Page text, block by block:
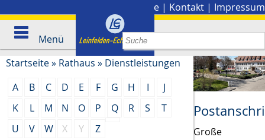
Presse | Kontakt | Impressum
Menü
Startseite» Rathaus » Dienstleistungen
A
B C D E F G H I
J
K
L M N O P Q R S
T
U
V W X Y Z
Große